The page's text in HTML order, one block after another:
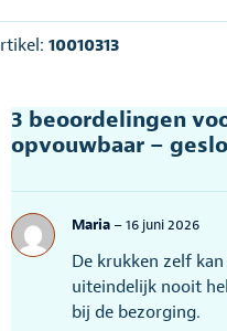
10010313
3 beoordelingen
opvouwbaar –
Maria –16 juni 2026
De krukken zelf
uiteindelijk nooit
bij de bezorging.